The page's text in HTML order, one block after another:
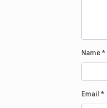
Name*
Email *